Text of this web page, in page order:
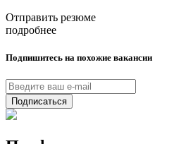
Отправить резюме
подробнее
Подпишитесь на похожие вакансии
Подписаться